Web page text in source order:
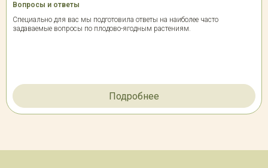
Вопросы и ответы
Специально для вас мы подготовила ответы на наиболее часто
задаваемые вопросы по плодово-ягодным растениям.
Подробнее